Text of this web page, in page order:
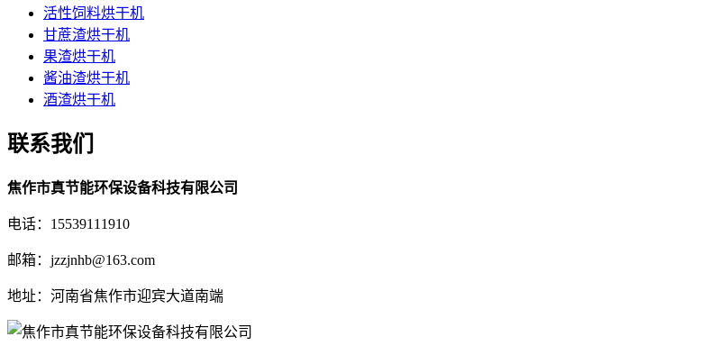
活性饲料烘干机
甘蔗渣烘干机
果渣烘干机
酱油渣烘干机
酒渣烘干机
联系我们
焦作市真节能环保设备科技有限公司
电话：15539111910
邮箱：jzzjnhb@163.com
地址：河南省焦作市迎宾大道南端